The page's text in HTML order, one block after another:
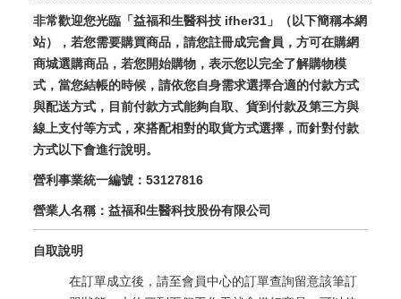
非常歡迎您光臨「益福和生醫科技 ifher31」（以下簡稱本網
站），若您需要購買商品，請您註冊成完會員，方可在購網
商城選購商品， 若您開始購物，表示您以完全了解購物模
式，當您結帳的時候，請依您自身需求選擇合適的付款方式
與配送方式，目前付款方式能夠自取、貨到付款及第三方與
線上支付等方式，來搭配相對的取貨方式選擇，而針對付款
方式以下會進行說明。
營利事業統一編號：53127816
營業人名稱：益福和生醫科技股份有限公司
自取說明
在訂單成立後，請至會員中心的訂單查詢留意該筆訂